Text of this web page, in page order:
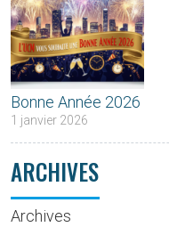
Bonne Année 2026
1 janvier 2026
ARCHIVES
Archives